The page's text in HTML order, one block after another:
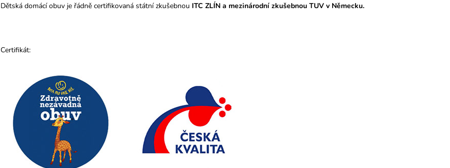
Dětská domácí obuv je řádně certifikovaná státní zkušebnou ITC ZLÍN a mezinárodní zkušebnou TUV v Německu.
Certifikát: